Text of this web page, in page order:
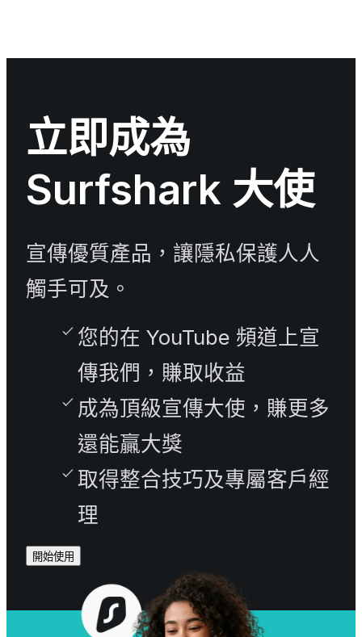
立即成為
Surfshark 大使
宣傳優質產品，讓隱私保護人人
觸手可及。
您的在 YouTube 頻道上宣
傳我們，賺取收益
成為頂級宣傳大使，賺更多
還能贏大獎
取得整合技巧及專屬客戶經
理
開始使用